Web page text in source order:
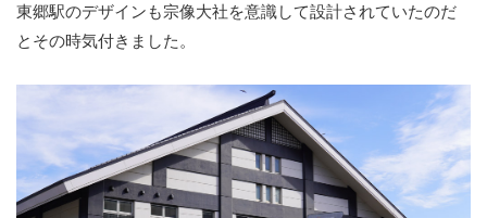
東郷駅のデザインも宗像大社を意識して設計されていたのだ
とその時気付きました。